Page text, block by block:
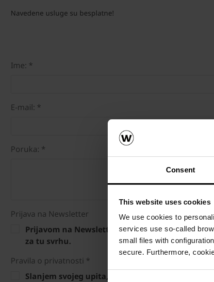
Consent
This website uses cookies
We use cookies to
services use so-called
small files with
secure. Furthermore,
Navedene usluge su besplatne!
Ime: *
E-mail: *
Poruka: *
Prijava na Newsletter
Prijavom na Newsletter prihvaćate primitak
za tu svrhu.
Pravila o privatnosti *
Slanjem svojeg upita, pristajete na korištenje i